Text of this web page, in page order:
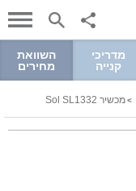
מדריכי
קנייה
השוואת
מחירים
>מכשיר Sol SL1332